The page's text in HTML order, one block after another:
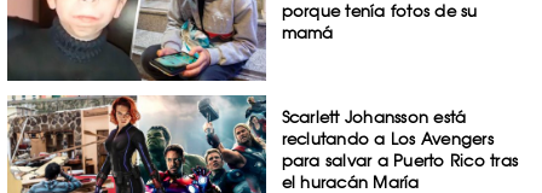
porque tenía fotos de su
mamá
Scarlett Johansson está
reclutando a Los Avengers
para salvar a Puerto Rico tras
el huracán María